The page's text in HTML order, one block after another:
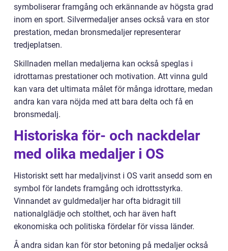
symboliserar framgång och erkännande av högsta grad
inom en sport. Silvermedaljer anses också vara en stor
prestation, medan bronsmedaljer representerar
tredjeplatsen.
Skillnaden mellan medaljerna kan också speglas i
idrottarnas prestationer och motivation. Att vinna guld
kan vara det ultimata målet för många idrottare, medan
andra kan vara nöjda med att bara delta och få en
bronsmedalj.
Historiska för- och nackdelar
med olika medaljer i OS
Historiskt sett har medaljvinst i OS varit ansedd som en
symbol för landets framgång och idrottsstyrka.
Vinnandet av guldmedaljer har ofta bidragit till
nationalglädje och stolthet, och har även haft
ekonomiska och politiska fördelar för vissa länder.
Å andra sidan kan för stor betoning på medaljer också